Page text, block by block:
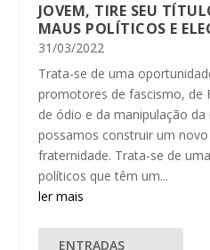
JOVEM, TIRE SEU
MAUS POLÍTICOS E
31/03/2022
Trata-se de uma
promotores de fascismo, de
de ódio e da manipulação da
possamos construir um
fraternidade. Trata-se de
políticos que têm um...
ler mais
ENTRADAS